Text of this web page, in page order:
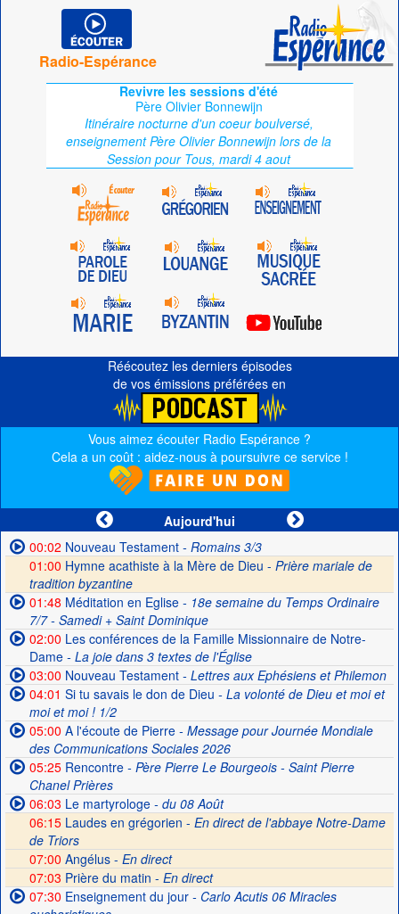
Radio-Espérance
Revivre les sessions d'été
Père Olivier Bonnewijn
Itinéraire nocturne d'un coeur boulversé,
enseignement Père Olivier Bonnewijn lors de la
Session pour Tous, mardi 4 aout
Réécoutez les derniers épisodes
de vos émissions préférées en
Vous aimez écouter Radio Espérance ?
Cela a un coût : aidez-nous à poursuivre ce service !
Aujourd'hui
00:02 Nouveau Testament- Romains 3/3
01:00 Hymne acathiste à la Mère de Dieu - Prière mariale de
tradition byzantine
01:48 Méditation en Eglise- 18e semaine du Temps Ordinaire
7/7 - Samedi + Saint Dominique
02:00 Les conférences de la Famille Missionnaire de Notre-
Dame- La joie dans 3 textes de l'Église
03:00 Nouveau Testament- Lettres aux Ephésiens et Philemon
04:01 Si tu savais le don de Dieu - La volonté de Dieu et moi et
moi et moi ! 1/2
05:00 A l'écoute de Pierre- Message pour Journée Mondiale
des Communications Sociales 2026
05:25Rencontre- Père Pierre Le Bourgeois - Saint Pierre
Chanel Prières
06:03 Le martyrologe- du 08 Août
06:15Laudes en grégorien - En direct de l'abbaye Notre-Dame
de Triors
07:00 Angélus - En direct
07:03 Prière du matin - En direct
07:30 Enseignement du jour- Carlo Acutis 06 Miracles